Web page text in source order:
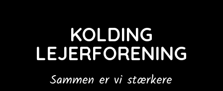
KOLDING
LEJERFORENING
Sammen er vi stærkere